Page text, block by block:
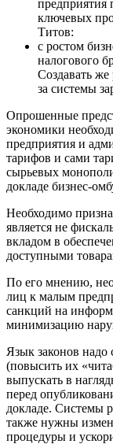
предприятия
ключевых
Титов:
с ростом
налогового
Создавать же
за системы
Опрошенные
экономики
предприятия и
тарифов и сами
сырьевых
докладе бизнес-
Необходимо
является не
вкладом в
доступными
По его мнению,
лиц к малым
санкций на
минимизацию
Язык законов надо
(повысить их
выпускать в
перед
докладе. Системы
также нужны
процедуры и